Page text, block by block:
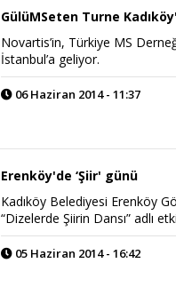
GülüMSeten Turne
Novartis’in, Türkiye MS
İstanbul’a geliyor.
06 Haziran 2014 - 11:37
Erenköy'de ‘Şiir' günü
Kadıköy Belediyesi Erenköy
“Dizelerde Şiirin Dansı” adlı
05 Haziran 2014 - 16:42